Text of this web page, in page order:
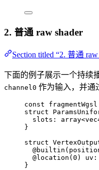
2. 普通 raw shader
Section titled “2. 普通 raw
下面的例子展示一个持续
channel0 作为输入，并通
const fragmentWgsl
struct
slots:
}
struct
@location(0) uv:
}